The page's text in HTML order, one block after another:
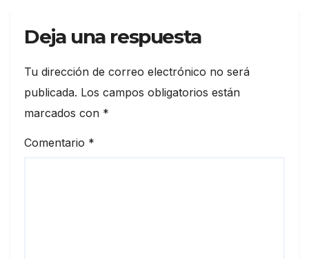
Deja una respuesta
Tu dirección de correo electrónico no será
publicada. Los campos obligatorios están
marcados con *
Comentario *